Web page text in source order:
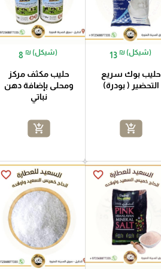
13 ₪ (شيكل)
حليب بوك سريع
التحضير ( بودرة)
add_shopping_cart
8 ₪ (شيكل)
حليب مكثف مركز
ومحلى بإضافة دهن
نباتي
add_shopping_cart
favorite_border
favorite_border